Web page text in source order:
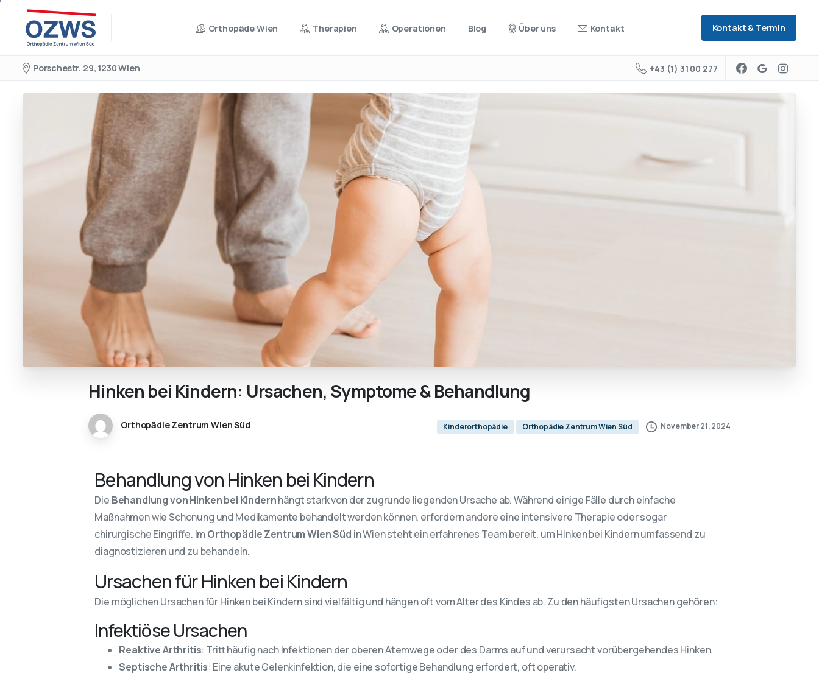
Orthopäde Wien Therapien Operationen Blog Über uns Kontakt Kontakt & Termin
Porschestr. 29, 1230 Wien +43 (1) 31 00 277
Hinken bei Kindern: Ursachen, Symptome&Behandlung
Orthopädie Zentrum Wien Süd Kinderorthopädie Orthopädie Zentrum Wien Süd November 21, 2024
Behandlung von Hinken bei Kindern
Die Behandlung von Hinken bei Kindernhängt stark von der zugrunde liegenden Ursache ab. Während einige Fälle durch einfache
Maßnahmen wie Schonung und Medikamente behandelt werden können, erfordern andere eine intensivere Therapie oder sogar
chirurgische Eingriffe. Im Orthopädie Zentrum Wien Süd in Wien steht ein erfahrenes Team bereit, um Hinken bei Kindern umfassend zu
diagnostizieren und zu behandeln.
Ursachen für Hinken bei Kindern
Die möglichen Ursachen für Hinken bei Kindern sind vielfältig und hängen oft vom Alter des Kindes ab. Zu den häufigsten Ursachen gehören:
Infektiöse Ursachen
Reaktive Arthritis: Tritt häufig nach Infektionen der oberen Atemwege oder des Darms auf und verursacht vorübergehendes Hinken.
Septische Arthritis: Eine akute Gelenkinfektion, die eine sofortige Behandlung erfordert, oft operativ.